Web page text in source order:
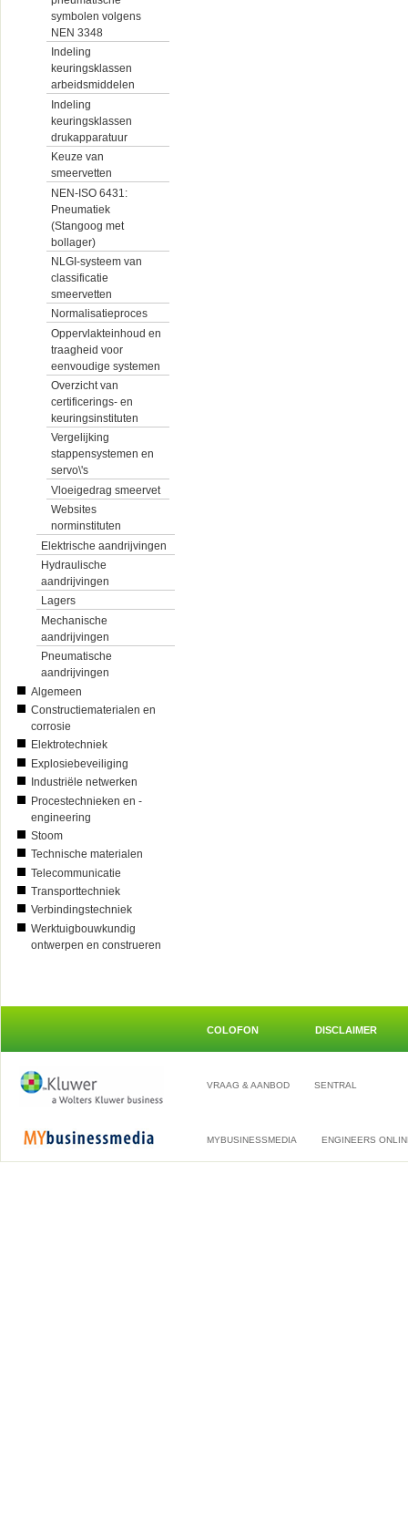
symbolen volgens
NEN 3348
Indeling
keuringsklassen
arbeidsmiddelen
Indeling
keuringsklassen
drukapparatuur
Keuze van
smeervetten
NEN-ISO 6431:
Pneumatiek
(Stangoog met
bollager)
NLGI-systeem van
classificatie
smeervetten
Normalisatieproces
Oppervlakteinhoud en
traagheid voor
eenvoudige systemen
Overzicht van
certificerings- en
keuringsinstituten
Vergelijking
stappensystemen en
servo\'s
Vloeigedrag smeervet
Websites
norminstituten
Elektrische aandrijvingen
Hydraulische
aandrijvingen
Lagers
Mechanische
aandrijvingen
Pneumatische
aandrijvingen
Algemeen
Constructiematerialen en
corrosie
Elektrotechniek
Explosiebeveiliging
Industriële netwerken
Procestechnieken en -
engineering
Stoom
Technische materialen
Telecommunicatie
Transporttechniek
Verbindingstechniek
Werktuigbouwkundig
ontwerpen en construeren
COLOFON DISCLAIMER
VRAAG & AANBOD SENTRAL
MYBUSINESSMEDIA ENGINEERS